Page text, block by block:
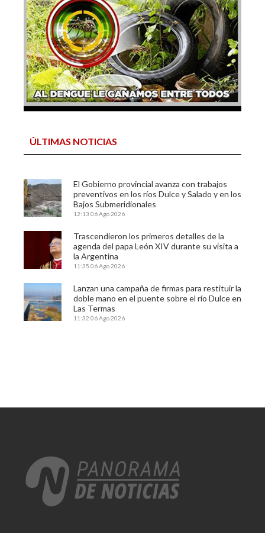
ÚLTIMAS NOTICIAS
El Gobierno provincial avanza con trabajos
preventivos en los ríos Dulce y Salado y en los
Bajos Submeridionales
12:13 06 Ago 2026
Trascendieron los primeros detalles de la
agenda del papa León XIV durante su visita a
la Argentina
11:35 06 Ago 2026
Lanzan una campaña de firmas para restituir la
doble mano en el puente sobre el río Dulce en
Las Termas
11:32 06 Ago 2026